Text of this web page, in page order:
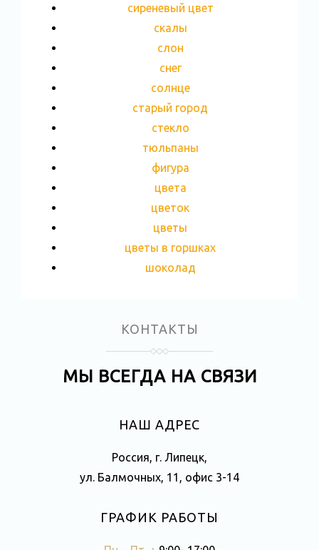
сиреневый цвет
скалы
слон
снег
солнце
старый город
стекло
тюльпаны
фигура
цвета
цветок
цветы
цветы в горшках
шоколад
КОНТАКТЫ
МЫ ВСЕГДА НА СВЯЗИ
НАШ АДРЕС
Россия, г. Липецк,
ул. Балмочных, 11, офис 3-14
ГРАФИК РАБОТЫ